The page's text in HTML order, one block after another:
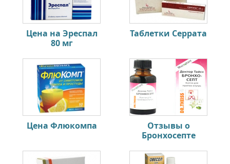
Цена на Эреспал
80 мг
Таблетки Серрата
Цена Флюкомпа
Отзывы о
Бронхосепте